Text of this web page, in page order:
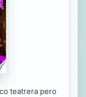
teatrera pero